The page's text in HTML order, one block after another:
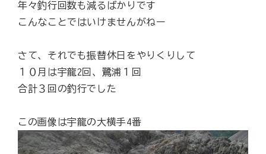
年々釣行回数も減るばかりです
こんなことではいけませんがねー
さて、それでも振替休日をやりくりして
１０月は宇龍2回、鷺浦１回
合計３回の釣行でした
この画像は宇龍の大横手4番